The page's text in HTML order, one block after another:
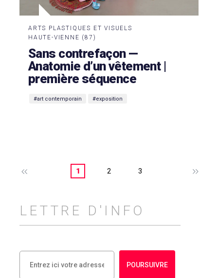
ARTS PLASTIQUES ET VISUELS
HAUTE-VIENNE (87)
Sans contrefaçon —
Anatomie d’un vêtement |
première séquence
#art contemporain #exposition
1 2 3
LETTRE D'INFO
POURSUIVRE